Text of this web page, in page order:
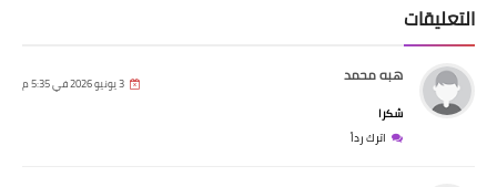
التعليقات
هبه محمد 3 يونيو 2026 في 5:35 م
شكرا
اترك رداً